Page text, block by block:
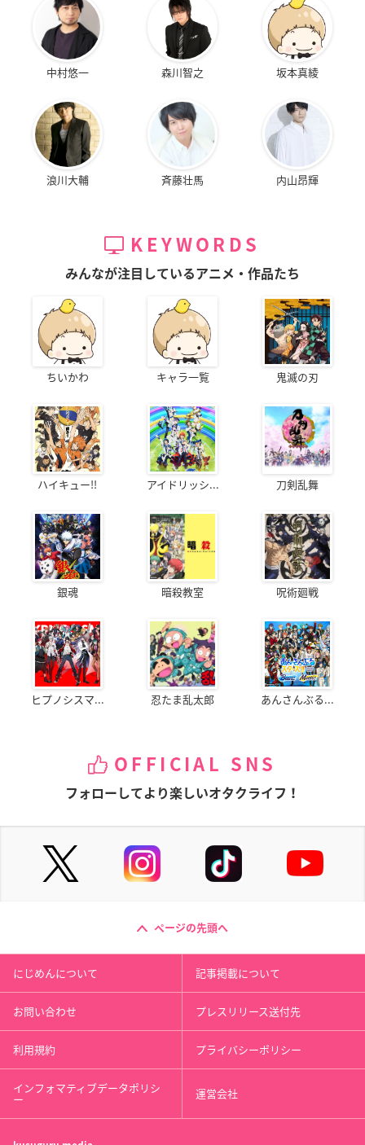
中村悠一 森川智之 坂本真綾
浪川大輔 斉藤壮馬 内山昂輝
KEYWORDS
みんなが注目しているアニメ・作品たち
ちいかわ キャラ一覧 鬼滅の刃
ハイキュー!! アイドリッシ... 刀剣乱舞
銀魂 暗殺教室 呪術廻戦
ヒプノシスマ... 忍たま乱太郎 あんさんぶる...
OFFICIAL SNS
フォローしてより楽しいオタクライフ！
ページの先頭へ
にじめんについて 記事掲載について
お問い合わせ プレスリリース送付先
利用規約 プライバシーポリシー
インフォマティブデータポリシ
ー 運営会社